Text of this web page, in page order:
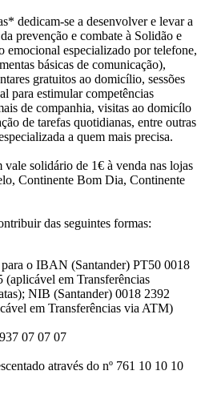
dedicam-se a desenvolver e levar a
prevenção e combate à Solidão e
emocional especializado por telefone,
básicas de comunicação),
gratuitos ao domicílio, sessões
para estimular competências
de companhia, visitas ao domicílo
de tarefas quotidianas, entre outras
a quem mais precisa.
vale solidário de 1€ à venda nas lojas
Continente Bom Dia, Continente
das seguintes formas:
o IBAN (Santander) PT50 0018
(aplicável em Transferências
NIB (Santander) 0018 2392
em Transferências via ATM)
07 07 07
através do nº 761 10 10 10